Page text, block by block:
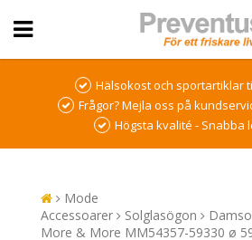
Hälsokost och sportartiklar
Frågor? Mejla oss på
Högsta kvalité - Snabba
Mode
Accessoarer
Solglasögon
More & More MM54357-59330 ø